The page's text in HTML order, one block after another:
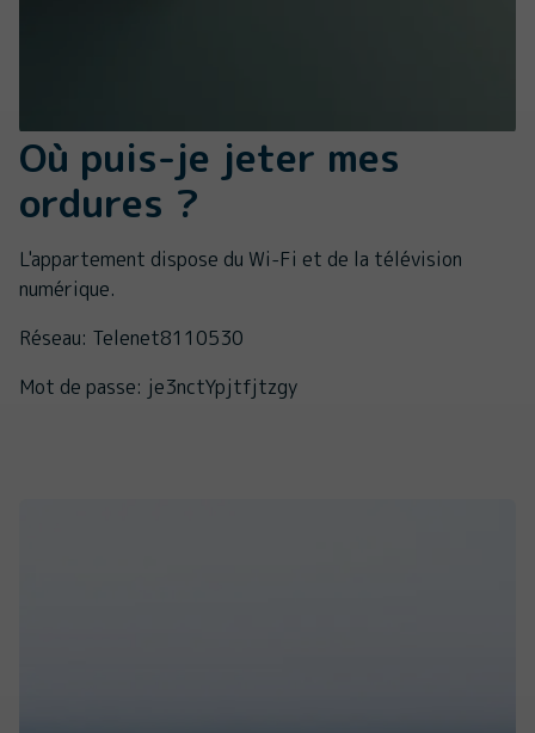
Où puis-je jeter mes
ordures ?
L'appartement dispose du Wi-Fi et de la télévision
numérique.
Réseau: Telenet8110530
Mot de passe: je3nctYpjtfjtzgy